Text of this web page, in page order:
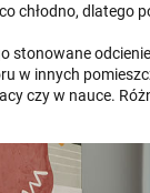
chłodno, dlatego
stonowane
w innych
czy w nauce.